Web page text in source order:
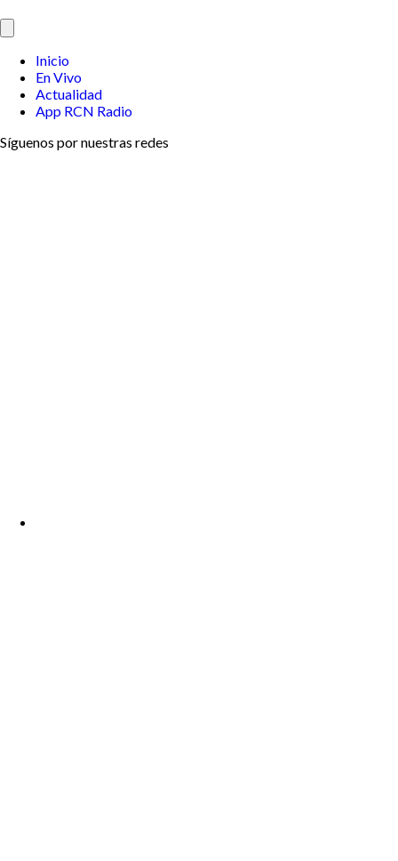
Inicio
En Vivo
Actualidad
App RCN Radio
Síguenos por nuestras redes